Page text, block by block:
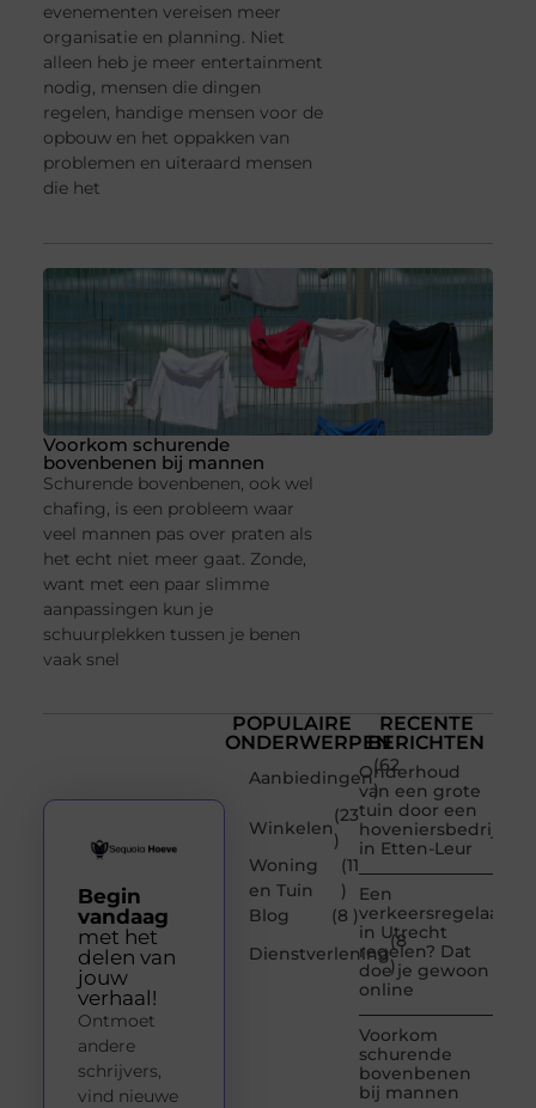
evenementen vereisen meer
organisatie en planning. Niet
alleen heb je meer entertainment
nodig, mensen die dingen
regelen, handige mensen voor de
opbouw en het oppakken van
problemen en uiteraard mensen
die het
Voorkom schurende
bovenbenen bij mannen
Schurende bovenbenen, ook wel
chafing, is een probleem waar
veel mannen pas over praten als
het echt niet meer gaat. Zonde,
want met een paar slimme
aanpassingen kun je
schuurplekken tussen je benen
vaak snel
POPULAIRE
ONDERWERPEN
Aanbiedingen
(62
)
Winkelen
(23
)
Woning
en Tuin
(11
)
Blog
(8 )
Dienstverlening
(8
)
RECENTE
BERICHTEN
Onderhoud
van een grote
tuin door een
hoveniersbedrijf
in Etten-Leur
Een
verkeersregelaar
in Utrecht
regelen? Dat
doe je gewoon
online
Voorkom
schurende
bovenbenen
bij mannen
Begin
vandaag
met het
delen van
jouw
verhaal!
Ontmoet
andere
schrijvers,
vind nieuwe